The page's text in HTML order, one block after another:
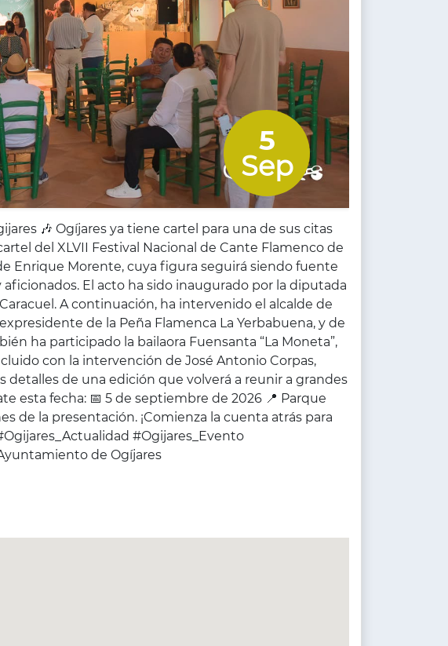
5
Sep
🎶 Ogíjares ya tiene cartel para una de sus citas
del XLVII Festival Nacional de Cante Flamenco de
Enrique Morente, cuya figura seguirá siendo fuente
El acto ha sido inaugurado por la diputada
A continuación, ha intervenido el alcalde de
de la Peña Flamenca La Yerbabuena, y de
ha participado la bailaora Fuensanta “La Moneta”,
con la intervención de José Antonio Corpas,
detalles de una edición que volverá a reunir a grandes
esta fecha: 📅 5 de septiembre de 2026 📍 Parque
de la presentación. ¡Comienza la cuenta atrás para
#Ogijares_Evento
de Ogíjares